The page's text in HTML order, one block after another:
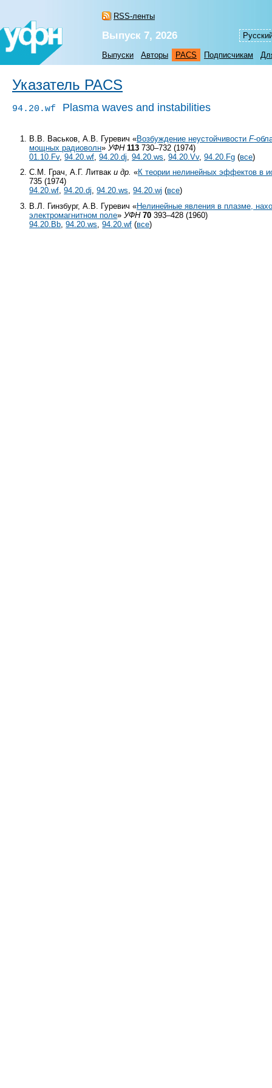
RSS-ленты
Выпуск 7, 2026
Выпуски Авторы PACS Подписчикам
Указатель PACS
94.20.wf Plasma waves and instabilities
В.В. Васьков, А.В. Гуревич «Возбуждение неустойчивостиF-
мощных радиоволн»УФН 113 730–732 (1974)
01.10.Fv,94.20.wf,94.20.dj,94.20.ws,94.20.Vv,94.20.Fg (все)
С.М. Грач, А.Г. Литваки др. «К теории нелинейных эффектов в
735 (1974)
94.20.wf,94.20.dj,94.20.ws,94.20.wj (все)
В.Л. Гинзбург, А.В. Гуревич «Нелинейные явления в плазме,
электромагнитном поле»УФН 70 393–428 (1960)
94.20.Bb ,94.20.ws ,94.20.wf (все)